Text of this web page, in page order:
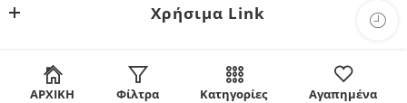
Χρήσιμα Link
© 2023-24 All Right reserved - Created by WEBTARGET
ΑΡΧΙΚΗ Φίλτρα Κατηγορίες Αγαπημένα